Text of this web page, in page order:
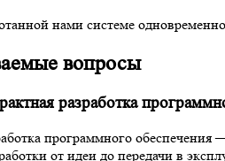
нами системе
вопросы
разработка
программного
от идеи до передачи в